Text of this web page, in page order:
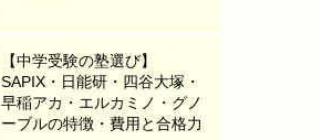
【中学受験の塾選び】
SAPIX・日能研・四谷大塚・
早稲アカ・エルカミノ・グノ
ーブルの特徴・費用と合格力